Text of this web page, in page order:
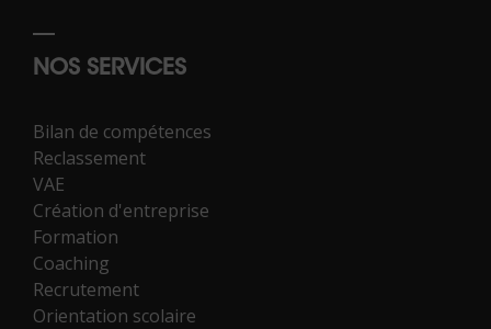
NOS SERVICES
Bilan de compétences
Reclassement
VAE
Création d'entreprise
Formation
Coaching
Recrutement
Orientation scolaire